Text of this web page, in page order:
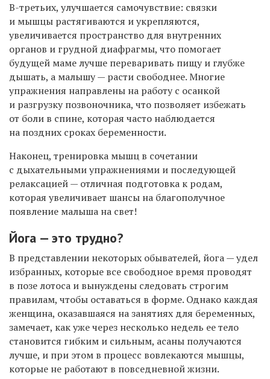
В-третьих, улучшается самочувствие: связки
и мышцы растягиваются и укрепляются,
увеличивается пространство для внутренних
органов и грудной диафрагмы, что помогает
будущей маме лучше переваривать пищу и глубже
дышать, а малышу — расти свободнее. Многие
упражнения направлены на работу с осанкой
и разгрузку позвоночника, что позволяет избежать
от боли в спине, которая часто наблюдается
на поздних сроках беременности.
Наконец, тренировка мышц в сочетании
с дыхательными упражнениями и последующей
релаксацией — отличная подготовка к родам,
которая увеличивает шансы на благополучное
появление малыша на свет!
Йога — это трудно?
В представлении некоторых обывателей, йога — удел
избранных, которые все свободное время проводят
в позе лотоса и вынуждены следовать строгим
правилам, чтобы оставаться в форме. Однако каждая
женщина, оказавшаяся на занятиях для беременных,
замечает, как уже через несколько недель ее тело
становится гибким и сильным, асаны получаются
лучше, и при этом в процесс вовлекаются мышцы,
которые не работают в повседневной жизни.